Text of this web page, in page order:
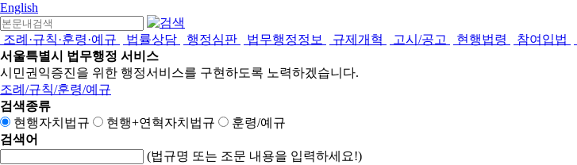
English
조례·규칙·훈령·예규 법률상담 행정심판 법무행정정보 규제개혁 고시/공고 현행법령 참여입법
서울특별시 법무행정 서비스
시민권익증진을 위한 행정서비스를 구현하도록 노력하겠습니다.
조례/규칙/훈령/예규
검색종류
현행자치법규
현행+연혁자치법규
훈령/예규
검색어
(법규명 또는 조문 내용을 입력하세요!)